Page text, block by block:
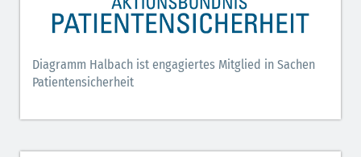
Diagramm Halbach ist engagiertes Mitglied in Sachen
Patientensicherheit